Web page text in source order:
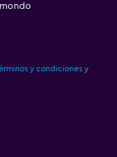
y condiciones y